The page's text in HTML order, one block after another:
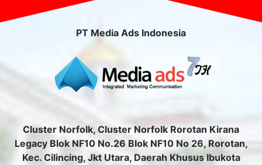
PT Media Ads Indonesia
Cluster Norfolk, Cluster Norfolk Rorotan Kirana
Legacy Blok NF10 No.26 Blok NF10 No 26, Rorotan,
Kec. Cilincing, Jkt Utara, Daerah Khusus Ibukota